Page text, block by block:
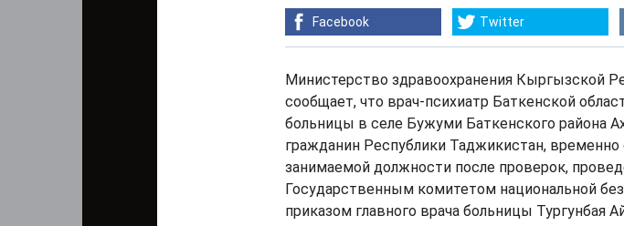
Facebook Twitter
Министерство здравоохранения Кыргызской
сообщает, что врач-психиатр Баткенской
больницы в селе Бужуми Баткенского района
гражданин Республики Таджикистан, временно
занимаемой должности после проверок,
Государственным комитетом национальной
приказом главного врача больницы Тургунбая